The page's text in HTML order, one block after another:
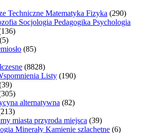
Techniczne Matematyka Fizyka (290)
Socjologia Pedagogika Psychologia
(5)
(85)
(8828)
Listy (190)
alternatywna (82)
miasta przyroda miejsca (39)
Minerały Kamienie szlachetne (6)